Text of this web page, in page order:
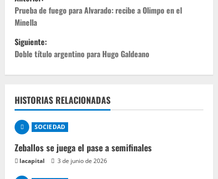
Prueba de fuego para Alvarado: recibe a Olimpo en el
Minella
Siguiente:
Doble título argentino para Hugo Galdeano
HISTORIAS RELACIONADAS
SOCIEDAD
Zeballos se juega el pase a semifinales
lacapital 3 de junio de 2026